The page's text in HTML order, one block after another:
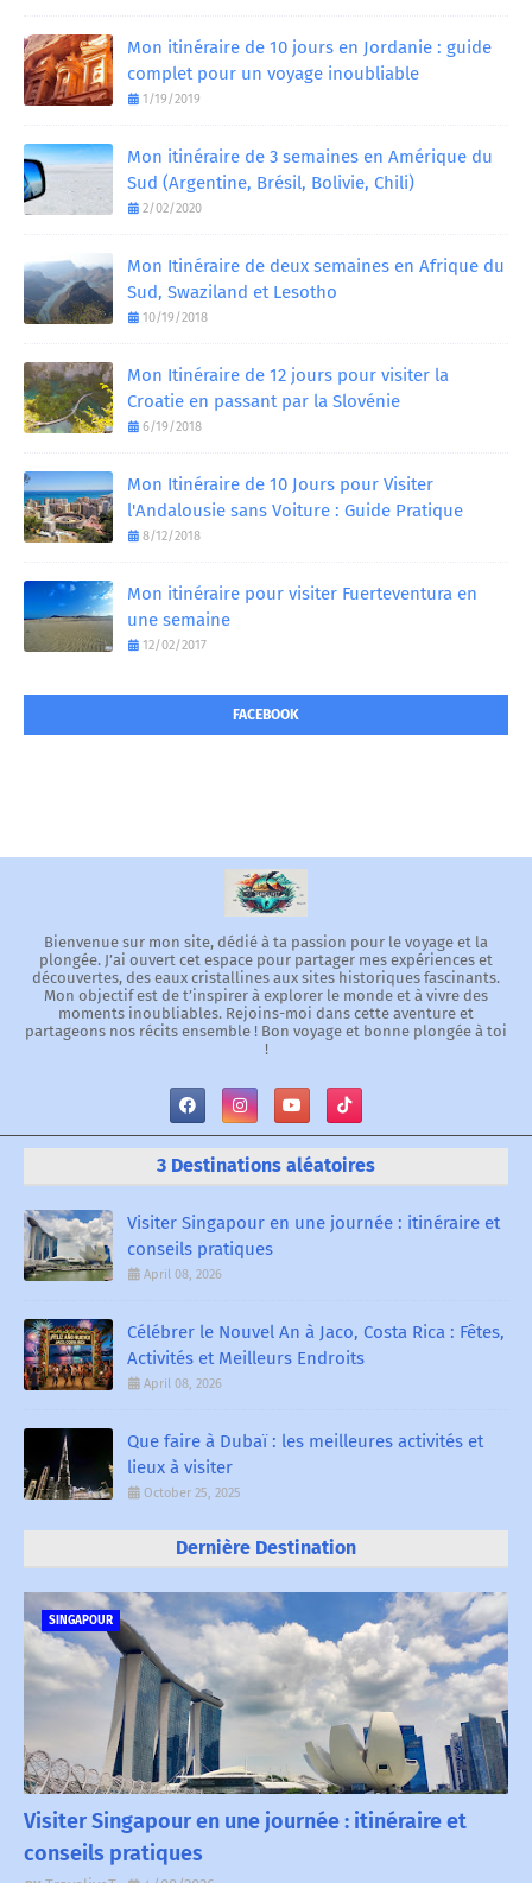
Mon itinéraire de 10 jours en Jordanie : guide
complet pour un voyage inoubliable
1/19/2019
Mon itinéraire de 3 semaines en Amérique du
Sud (Argentine, Brésil, Bolivie, Chili)
2/02/2020
Mon Itinéraire de deux semaines en Afrique du
Sud, Swaziland et Lesotho
10/19/2018
Mon Itinéraire de 12 jours pour visiter la
Croatie en passant par la Slovénie
6/19/2018
Mon Itinéraire de 10 Jours pour Visiter
l'Andalousie sans Voiture : Guide Pratique
8/12/2018
Mon itinéraire pour visiter Fuerteventura en
une semaine
12/02/2017
FACEBOOK
Bienvenue sur mon site, dédié à ta passion pour le voyage et la
plongée. J’ai ouvert cet espace pour partager mes expériences et
découvertes, des eaux cristallines aux sites historiques fascinants.
Mon objectif est de t’inspirer à explorer le monde et à vivre des
moments inoubliables. Rejoins-moi dans cette aventure et
partageons nos récits ensemble ! Bon voyage et bonne plongée à toi
!
3 Destinations aléatoires
Visiter Singapour en une journée : itinéraire et
conseils pratiques
April 08, 2026
Célébrer le Nouvel An à Jaco, Costa Rica : Fêtes,
Activités et Meilleurs Endroits
April 08, 2026
Que faire à Dubaï : les meilleures activités et
lieux à visiter
October 25, 2025
Dernière Destination
SINGAPOUR
Visiter Singapour en une journée : itinéraire et
conseils pratiques